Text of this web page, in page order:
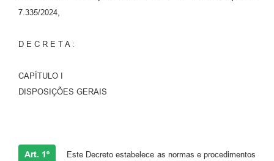
7.335/2024,
D E C R E T A :
CAPÍTULO I
DISPOSIÇÕES GERAIS
Art. 1º Este Decreto estabelece as normas e procedimentos